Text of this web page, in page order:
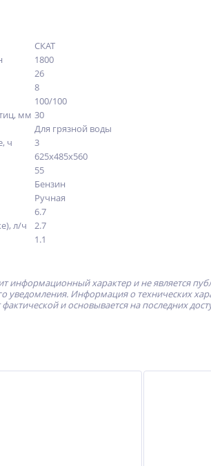
СКАТ
1800
26
8
100/100
мм 30
Для грязной воды
ч
3
625х485х560
55
Бензин
Ручная
6.7
л/ч
2.7
1.1
информационный характер и не является
Информация о технических
и основывается на последних